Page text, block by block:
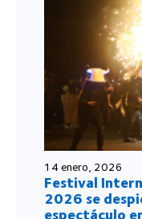
14 enero, 2026
Festival
2026 se
espectáculo